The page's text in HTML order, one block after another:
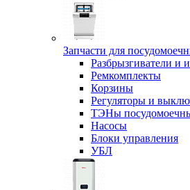
Запчасти для
Разбрызгиватели и
Ремкомплекты
Корзины
Регуляторы и
ТЭНы
Насосы
Блоки управления
УБЛ